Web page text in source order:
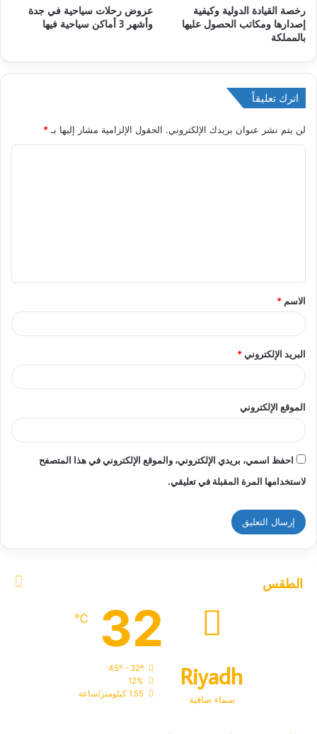
رخصة القيادة الدولية وكيفية
إصدارها ومكاتب الحصول عليها
بالمملكة
عروض رحلات سياحية في جدة
وأشهر 3 أماكن سياحية فيها
اترك تعليقاً
لن يتم نشر عنوان بريدك الإلكتروني. الحقول الإلزامية مشار إليها بـ *
ق
*
الاسم *
البريد الإلكتروني*
الموقع الإلكتروني
احفظ اسمي، بريدي الإلكتروني، والموقع الإلكتروني في هذا المتصفح
لاستخدامها المرة المقبلة في تعليقي.
الطقس
Riyadh
سماء صافية
32
℃
12%
1.55 كيلومتر/ساعة